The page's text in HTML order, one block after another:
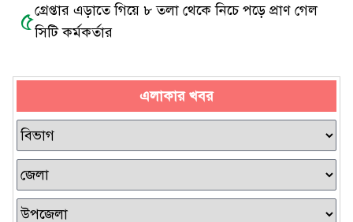
৫গ্রেপ্তার এড়াতে গিয়ে ৮ তলা থেকে নিচে পড়ে প্রাণ গেল
সিটি কর্মকর্তার
এলাকার খবর